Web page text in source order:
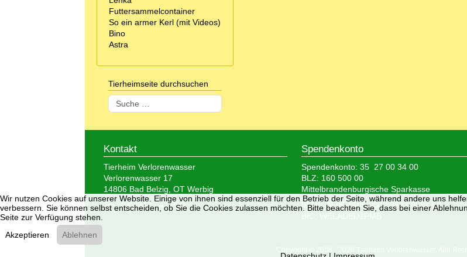
Futtersammelcontainer
So ein armer Kerl (mit Videos)
Bino
Astra
Tierheimseite durchsuchen
Suchen
Kontakt
Tierheim Verlorenwasser
Verlorenwasser 17
14806 Bad Belzig, OT Werbig
Tel.: 033 847 - 41 890
Spendenkonto
Spendenkonto: 35 27 00 34 00
BLZ: 160 500 00
Mittelbrandenburgische Sparkasse
IBAN: DE05 1605 0000 3527 0034 00
BIC: WELADED1PMB
Copyright © 2008 - 2026 Tierheim Verlorenwasser. Alle
Wir nutzen Cookies auf unserer Website. Einige von ihnen sind essenziell für den Betrieb der Seite, während andere uns
verbessern. Sie können selbst entscheiden, ob Sie die Cookies zulassen möchten. Bitte beachten Sie, dass bei einer
Seite zur Verfügung stehen.
Akzeptieren
Ablehnen